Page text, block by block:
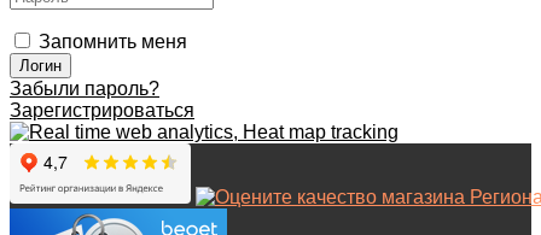
Запомнить меня
Забыли пароль?
Зарегистрироваться